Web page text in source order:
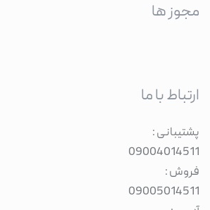
مجوز ها
ارتباط با ما
پشتیبانی :
09004014511
فروش :
09005014511